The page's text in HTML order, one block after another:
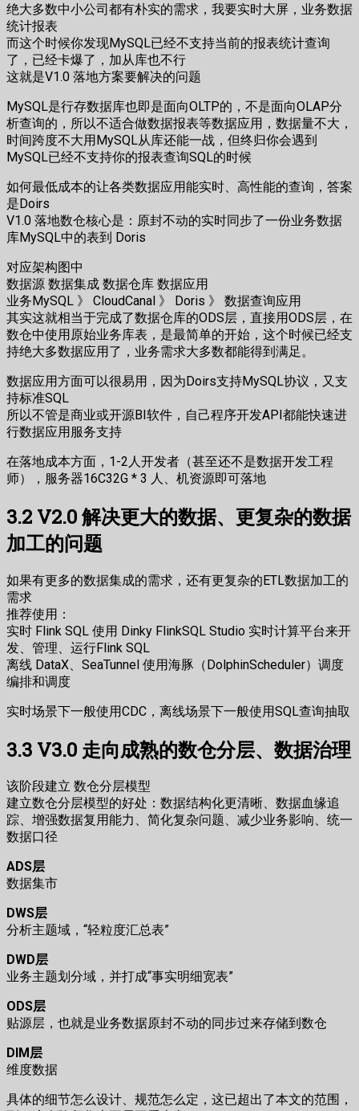
绝大多数中小公司都有朴实的需求，我要实时大屏，业务数据
统计报表
而这个时候你发现MySQL已经不支持当前的报表统计查询
了，已经卡爆了，加从库也不行
这就是V1.0 落地方案要解决的问题
MySQL是行存数据库也即是面向OLTP的，不是面向OLAP分
析查询的，所以不适合做数据报表等数据应用，数据量不大，
时间跨度不大用MySQL从库还能一战，但终归你会遇到
MySQL已经不支持你的报表查询SQL的时候
如何最低成本的让各类数据应用能实时、高性能的查询，答案
是Doirs
V1.0 落地数仓核心是：原封不动的实时同步了一份业务数据
库MySQL中的表到 Doris
对应架构图中
数据源 数据集成 数据仓库 数据应用
业务MySQL 》 CloudCanal 》 Doris 》 数据查询应用
其实这就相当于完成了数据仓库的ODS层，直接用ODS层，在
数仓中使用原始业务库表，是最简单的开始，这个时候已经支
持绝大多数据应用了，业务需求大多数都能得到满足。
数据应用方面可以很易用，因为Doirs支持MySQL协议，又支
持标准SQL
所以不管是商业或开源BI软件，自己程序开发API都能快速进
行数据应用服务支持
在落地成本方面，1-2人开发者（甚至还不是数据开发工程
师），服务器16C32G * 3 人、机资源即可落地
3.2 V2.0 解决更大的数据、更复杂的数据
加工的问题
如果有更多的数据集成的需求，还有更复杂的ETL数据加工的
需求
推荐使用：
实时 Flink SQL 使用 Dinky FlinkSQL Studio 实时计算平台来开
发、管理、运行Flink SQL
离线 DataX、SeaTunnel 使用海豚（DolphinScheduler）调度
编排和调度
实时场景下一般使用CDC，离线场景下一般使用SQL查询抽取
3.3 V3.0 走向成熟的数仓分层、数据治理
该阶段建立 数仓分层模型
建立数仓分层模型的好处：数据结构化更清晰、数据血缘追
踪、增强数据复用能力、简化复杂问题、减少业务影响、统一
数据口径
ADS层
数据集市
DWS层
分析主题域，“轻粒度汇总表”
DWD层
业务主题划分域，并打成“事实明细宽表”
ODS层
贴源层，也就是业务数据原封不动的同步过来存储到数仓
DIM层
维度数据
具体的细节怎么设计、规范怎么定，这已超出了本文的范围，